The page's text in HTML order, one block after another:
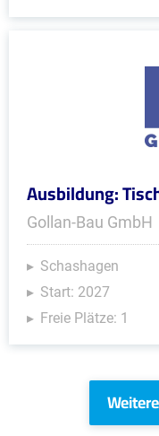
Ausbildung:
Gollan-Bau GmbH
Schashagen
Start: 2027
Freie Plätze: 1